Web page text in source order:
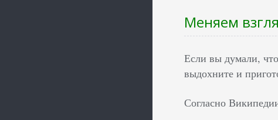
Меняем
Если вы думали,
выдохните и
Согласно